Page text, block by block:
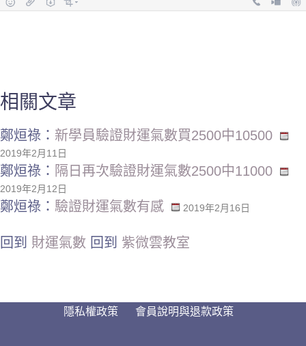
相關文章
鄭烜祿： 新學員驗證財運氣數買2500中10500
2019年2月11日
鄭烜祿： 隔日再次驗證財運氣數2500中11000
2019年2月12日
鄭烜祿： 驗證財運氣數有感 2019年2月16日
回到 財運氣數 回到 紫微雲教室
隱私權政策 會員說明與退款政策